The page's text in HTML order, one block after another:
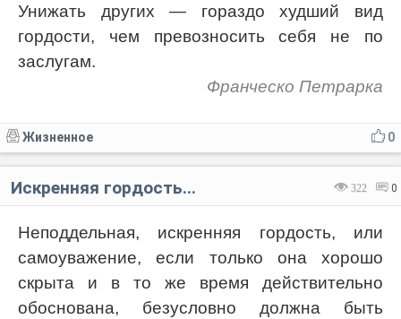
Унижать других — гораздо худший вид
гордости, чем превозносить себя не по
заслугам.
Франческо Петрарка
0
Жизненное
322 0
Искренняя гордость...
Неподдельная, искренняя гордость, или
самоуважение, если только она хорошо
скрыта и в то же время действительно
обоснована, безусловно должна быть